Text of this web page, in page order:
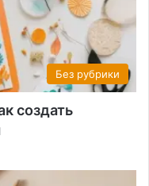
Без рубрики
создать